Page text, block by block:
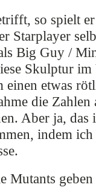
so spielt
Starplayer
Big Guy /
Skulptur
einen etwas
die Zahlen
Aber ja,
indem
Mutants